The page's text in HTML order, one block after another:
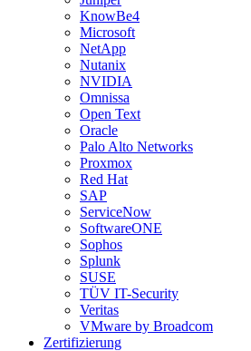
KnowBe4
Microsoft
NetApp
Nutanix
NVIDIA
Omnissa
Open Text
Oracle
Palo Alto Networks
Proxmox
Red Hat
SAP
ServiceNow
SoftwareONE
Sophos
Splunk
SUSE
TÜV IT-Security
Veritas
VMware by Broadcom
Zertifizierung